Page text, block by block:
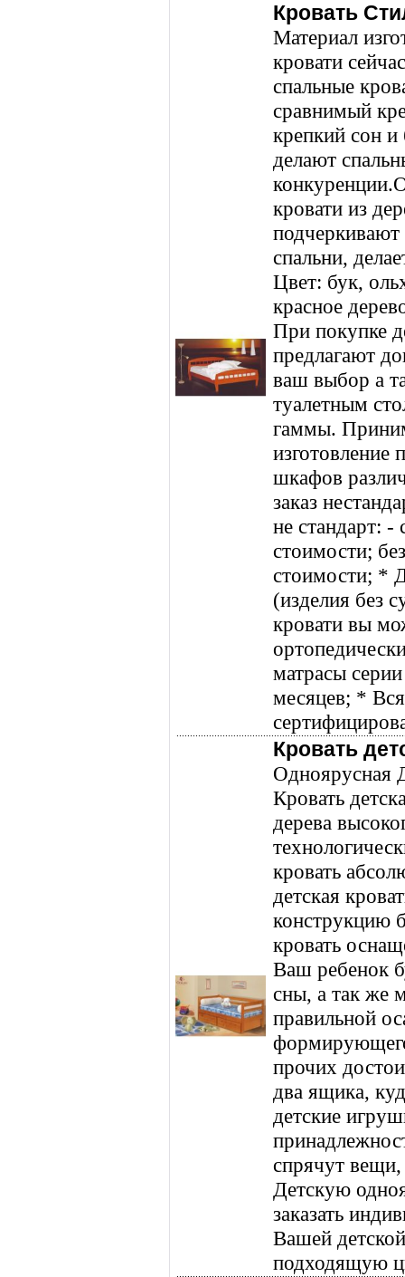
Кровать
Материал
кровати
спальные
сравнимый
крепкий сон и
делают
кровати из
спальни,
Цвет: бук,
красное
При покупке
предлагают
ваш выбор а
туалетным
гаммы.
изготовление
шкафов
заказ
не стандарт: -
стоимости;
стоимости; *
(изделия без
кровати вы
матрасы
месяцев; *
Кровать
Одноярусная
Кровать
дерева
кровать
детская
конструкцию
кровать
Ваш ребенок
сны, а так же
правильной
прочих
два ящика,
детские
спрячут
Детскую
заказать
Вашей
подходящую